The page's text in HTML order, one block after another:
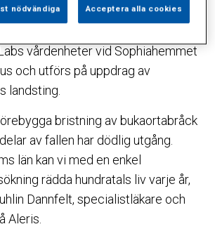
pulsåderbråck.
vårdenheter vid Sophiahemmet
och utförs på uppdrag av
landsting.
bristning av bukaortabråck
av fallen har dödlig utgång.
län kan vi med en enkel
rädda hundratals liv varje år,
Dannfelt, specialistläkare och
Aleris.
nödvändiga Acceptera alla cookies